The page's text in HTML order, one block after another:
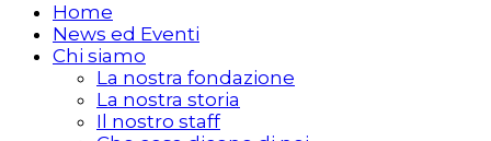
Home
News ed Eventi
Chi siamo
La nostra fondazione
La nostra storia
Il nostro staff